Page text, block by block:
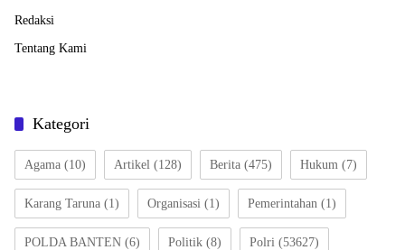
Redaksi
Tentang Kami
Kategori
Agama (10) Artikel (128) Berita (475) Hukum (7)
Karang Taruna (1) Organisasi (1) Pemerintahan (1)
POLDA BANTEN (6) Politik (8) Polri (53627)